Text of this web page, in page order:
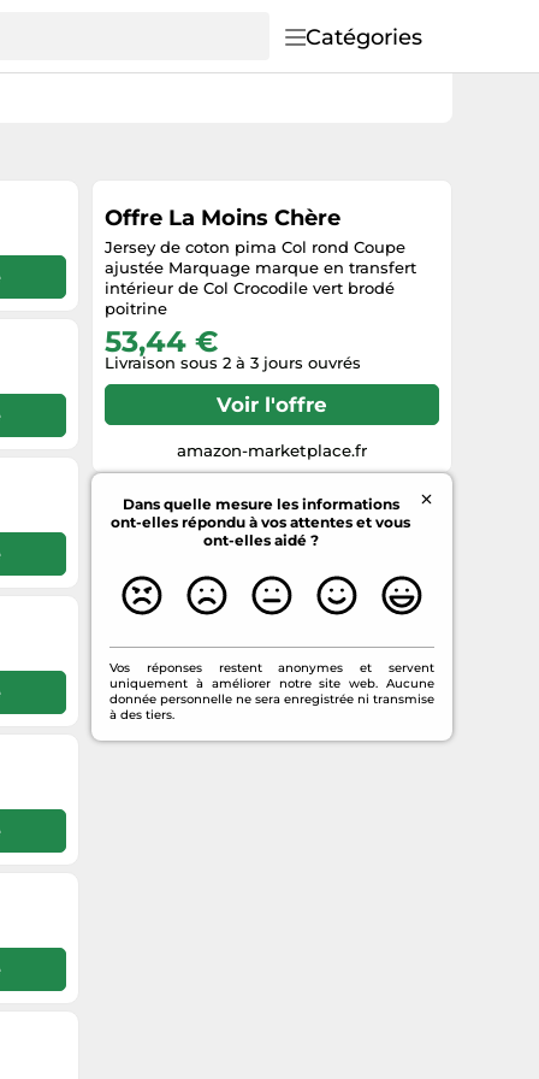
Catégories
Offre La Moins Chère
Jersey de coton pima Col rond Coupe
ajustée Marquage marque en transfert
intérieur de Col Crocodile vert brodé
poitrine
53,44 €
Livraison sous 2 à 3 jours ouvrés
Voir l'offre
amazon-marketplace.fr
Dans quelle mesure les informations
ont-elles répondu à vos attentes et vous
ont-elles aidé ?
Vos réponses restent anonymes et servent
uniquement à améliorer notre site web. Aucune
donnée personnelle ne sera enregistrée ni transmise
à des tiers.